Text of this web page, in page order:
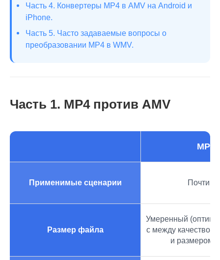
Часть 4. Конвертеры MP4 в AMV на Android и
iPhone.
Часть 5. Часто задаваемые вопросы о
преобразовании MP4 в WMV.
Часть 1. MP4 против AMV
MP4
Применимые сценарии Почти
Размер файла
Умеренный
с между качеством
и размером